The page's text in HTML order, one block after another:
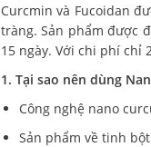
Curcmin và Fucoidan
tràng. Sản phẩm được
15 ngày. Với chi phí chỉ
1. Tại sao nên dùng
Công nghệ nano
Sản phẩm về tinh